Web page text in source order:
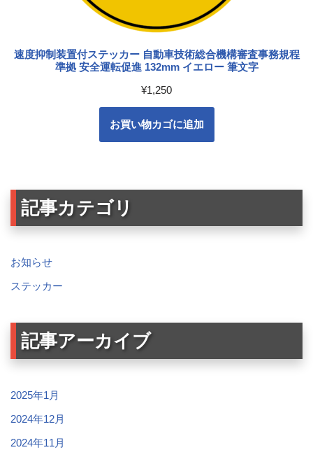
速度抑制装置付ステッカー 自動車技術総合機構審査事務規程
準拠 安全運転促進 132mm イエロー 筆文字
¥1,250
お買い物カゴに追加
記事カテゴリ
お知らせ
ステッカー
記事アーカイブ
2025年1月
2024年12月
2024年11月